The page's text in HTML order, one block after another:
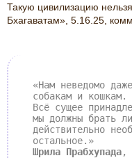
Такую цивилизацию
Бхагаватам», 5.16.25,
«Нам неведомо
собакам и кошкам.
Всё сущее
мы должны брать
действительно
остальное.»
Шрила Прабхупада,